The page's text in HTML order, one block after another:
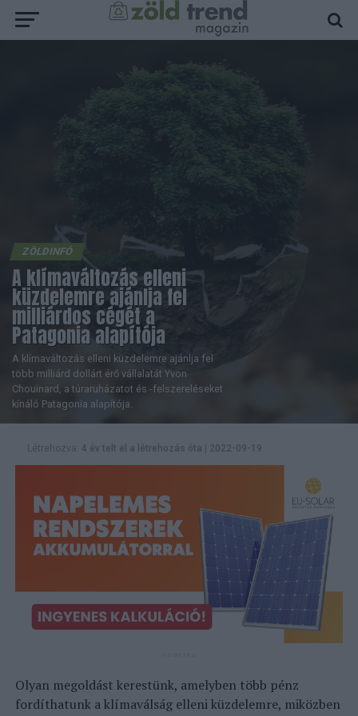
ZÖLDINFÓ
A klímaváltozás elleni
küzdelemre ajánlja fel
milliárdos cégét a
Patagonia alapítója
A klímaváltozás elleni küzdelemre ajánlja fel
több milliárd dollárt érő vállalatát Yvon
Chouinard, a túraruházatot és -felszereléseket
kínáló Patagonia alapítója.
Létrehozva: 4 év telt el a létrehozás óta 2022-09-19
Olyan megoldást kerestünk, amelyben több pénz
fordíthatunk a klímaválság elleni küzdelemre, miközben